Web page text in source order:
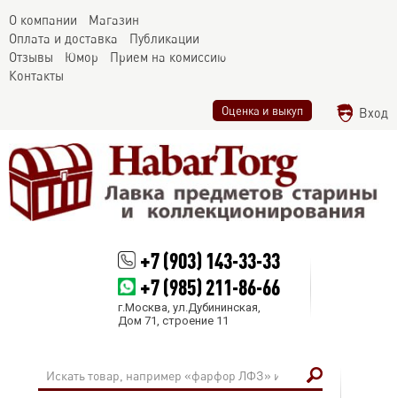
О компании
Магазин
Оплата и доставка
Публикации
Отзывы
Юмор
Прием на комиссию
Контакты
Оценка и выкуп Вход
+7 (903) 143-33-33
+7 (985) 211-86-66
г.Москва, ул.Дубининская,
Дом 71, строение 11